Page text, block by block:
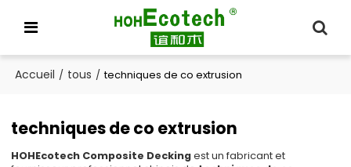
Accueil / tous / techniques de co extrusion
techniques de co extrusion
HOHEcotech Composite Deckingest un fabricant et